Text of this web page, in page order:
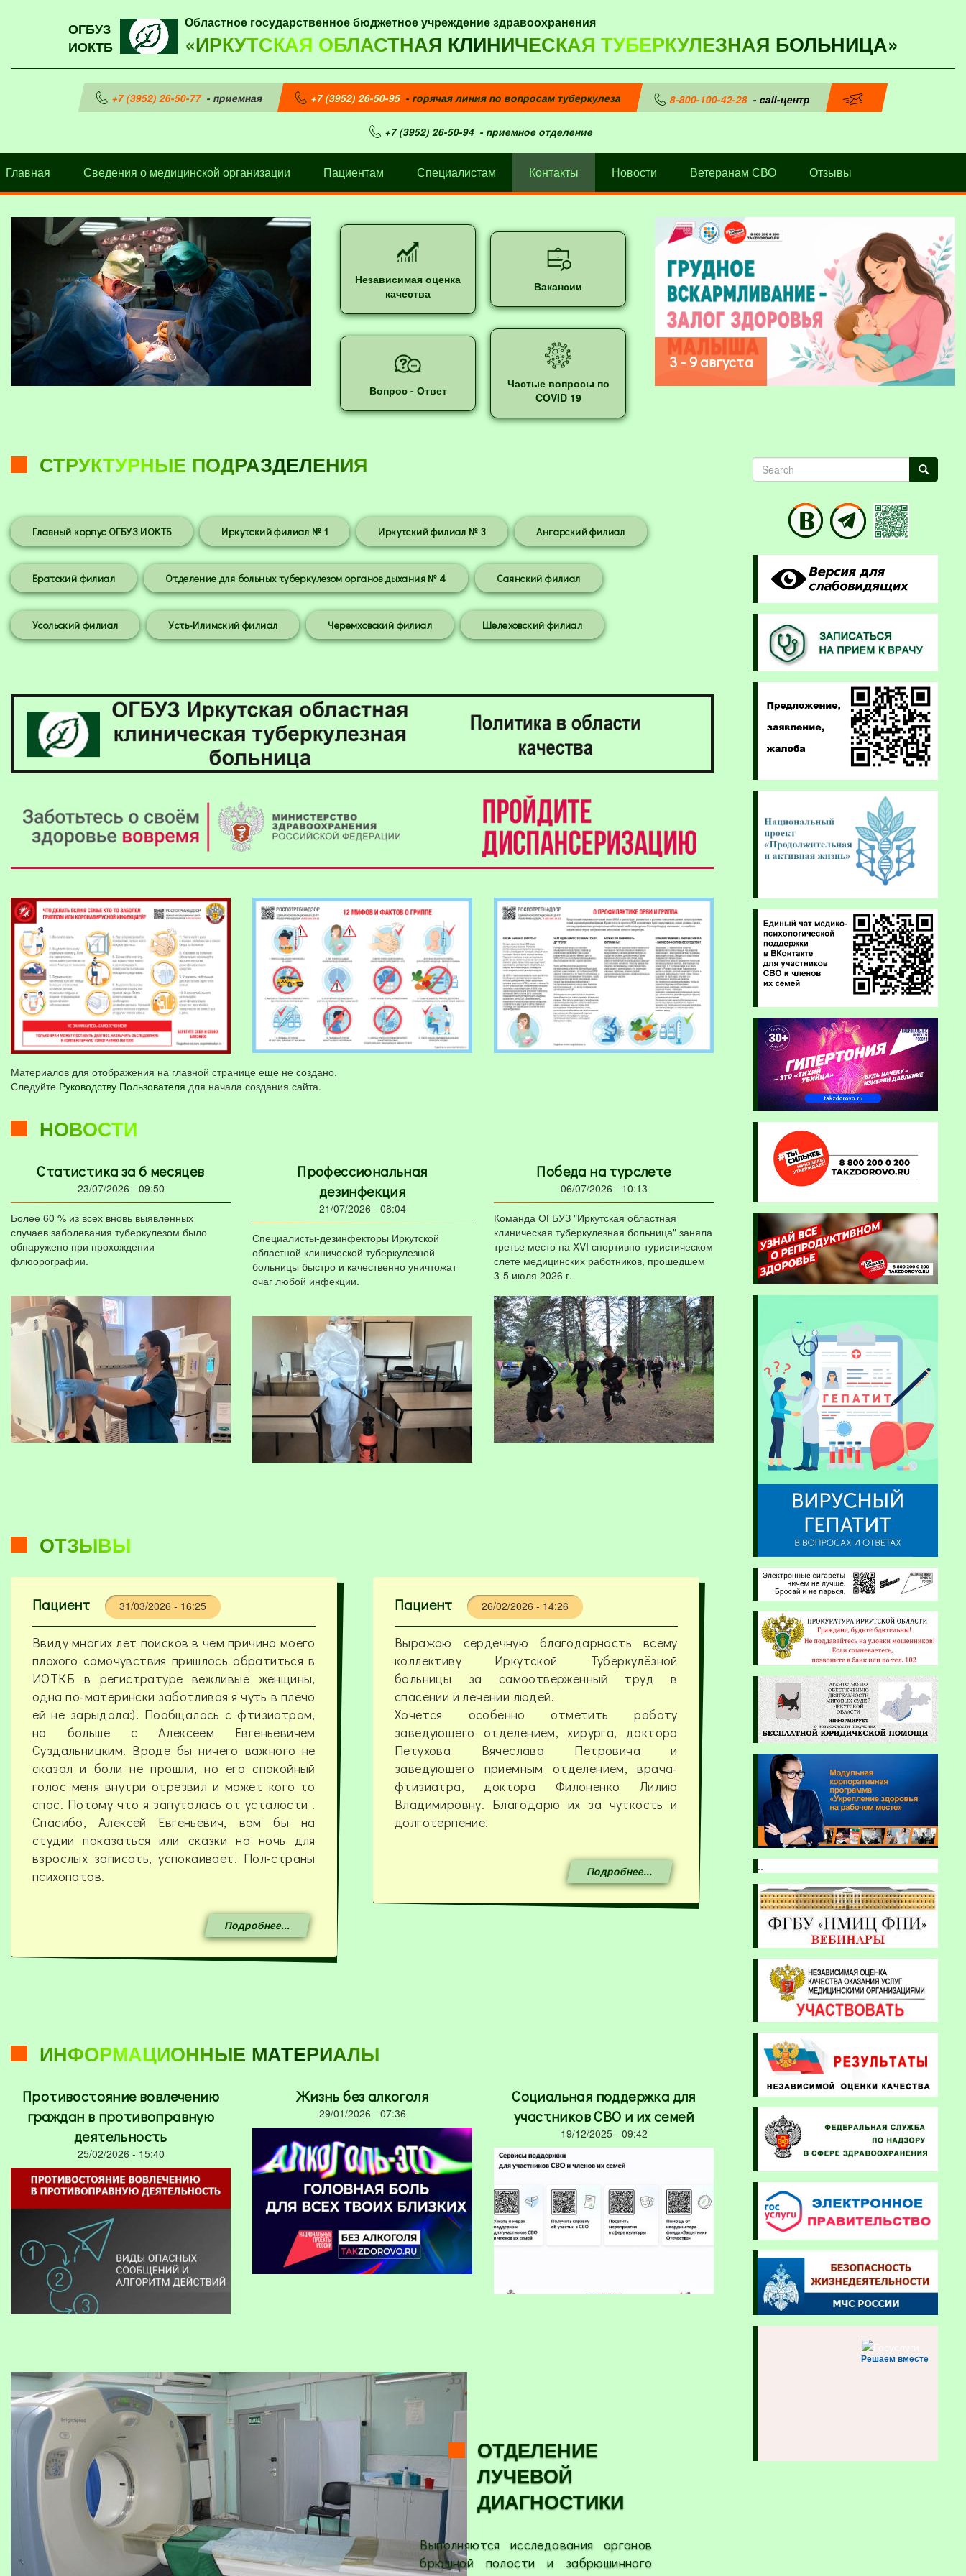
ОГБУЗ
ИОКТБ
Областное государственное бюджетное учреждение здравоохранения
«ИРКУТСКАЯ ОБЛАСТНАЯ КЛИНИЧЕСКАЯ ТУБЕРКУЛЕЗНАЯ БОЛЬНИЦА»
+7 (3952) 26-50-77- приемная +7 (3952) 26-50-95- горячая линия по вопросам туберкулеза 8-800-100-42-28- call-центр
+7 (3952) 26-50-94- приемное отделение
Главная Сведения о медицинской организации Пациентам Специалистам Контакты Новости Ветеранам СВО Отзывы
Независимая оценка
качества
Вакансии
Вопрос - Ответ
Частые вопросы по
COVID 19
3 - 9 августа
СТРУКТУРНЫЕ ПОДРАЗДЕЛЕНИЯ
Главный корпус ОГБУЗ ИОКТБ Иркутский филиал № 1 Иркутский филиал № 3 Ангарский филиал
Братский филиал Отделение для больных туберкулезом органов дыхания № 4 Саянский филиал
Усольский филиал Усть-Илимский филиал Черемховский филиал Шелеховский филиал
Материалов для отображения на главной странице еще не создано.
Следуйте
Руководству Пользователя для начала создания сайта.
НОВОСТИ
Статистика за 6 месяцев
Более 60 % из всех вновь выявленных
случаев заболевания туберкулезом было
обнаружено при прохождении
флюорографии.
Профессиональная
дезинфекция
Специалисты-дезинфекторы Иркутской
областной клинической туберкулезной
больницы быстро и качественно уничтожат
очаг любой инфекции.
Победа на турслете
Команда ОГБУЗ "Иркутская областная
клиническая туберкулезная больница" заняла
третье место на XVI спортивно-туристическом
слете медицинских работников, прошедшем
ОТЗЫВЫ
Пациент 31/03/2026 - 16:25
Ввиду многих лет поисков в чем причина моего
плохого самочувствия пришлось обратиться в
ИОТКБ в регистратуре вежливые женщины,
одна по-матерински заботливая я чуть в плечо
ей не зарыдала:). Пообщалась с фтизиатром,
но больше с Алексеем Евгеньевичем
Суздальницким. Вроде бы ничего важного не
сказал и боли не прошли, но его спокойный
голос меня внутри отрезвил и может кого то
спас. Потому что я запуталась от усталости .
Спасибо, Алексей Евгеньевич, вам бы на
студии показаться или сказки на ночь для
взрослых записать, успокаивает. Пол-страны
психопатов.
Подробнее...
Пациент 26/02/2026 - 14:26
Выражаю сердечную благодарность всему
коллективу Иркутской Туберкулёзной
больницы за самоотверженный труд в
спасении и лечении людей.
Хочется особенно отметить работу
заведующего отделением, хирурга, доктора
Петухова Вячеслава Петровича и
заведующего приемным отделением, врача-
фтизиатра, доктора Филоненко Лилию
Владимировну. Благодарю их за чуткость и
долготерпение.
Подробнее...
ИНФОРМАЦИОННЫЕ МАТЕРИАЛЫ
Противостояние вовлечению
граждан в противоправную
деятельность
Жизнь без алкоголя
Социальная поддержка для
участников СВО и их семей
ОТДЕЛЕНИЕ
ЛУЧЕВОЙ
ДИАГНОСТИКИ
Выполняются исследования органов
брюшной полости и забрюшинного
Search Search
..
Решаем вместе